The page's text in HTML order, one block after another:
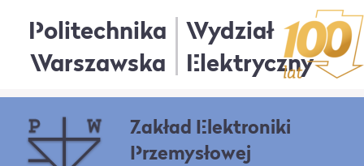
Politechnika
Warszawska
Wydział
Elektryczny
Zakład Elektroniki
Przemysłowej